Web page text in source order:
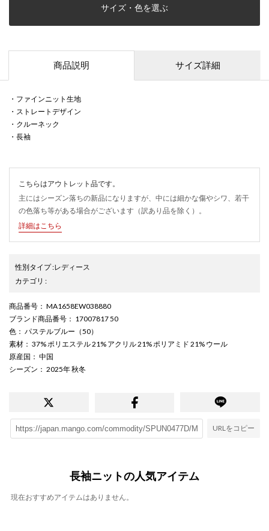
サイズ・色を選ぶ
商品説明 サイズ詳細
・ファインニット生地
・ストレートデザイン
・クルーネック
・長袖
こちらはアウトレット品です。
主にはシーズン落ちの新品になりますが、中には細かな傷やシワ、若干
の色落ち等がある場合がございます（訳あり品を除く）。
詳細はこちら
性別タイプ:レディース
カテゴリ :
商品番号 ： MA1658EW038880
ブランド商品番号 ： 17007817 50
色 ： パステルブルー（50）
素材 ： 37% ポリエステル 21% アクリル 21% ポリアミド 21% ウール
原産国 ： 中国
シーズン ： 2025年 秋冬
URLをコピー
長袖ニットの人気アイテム
現在おすすめアイテムはありません。